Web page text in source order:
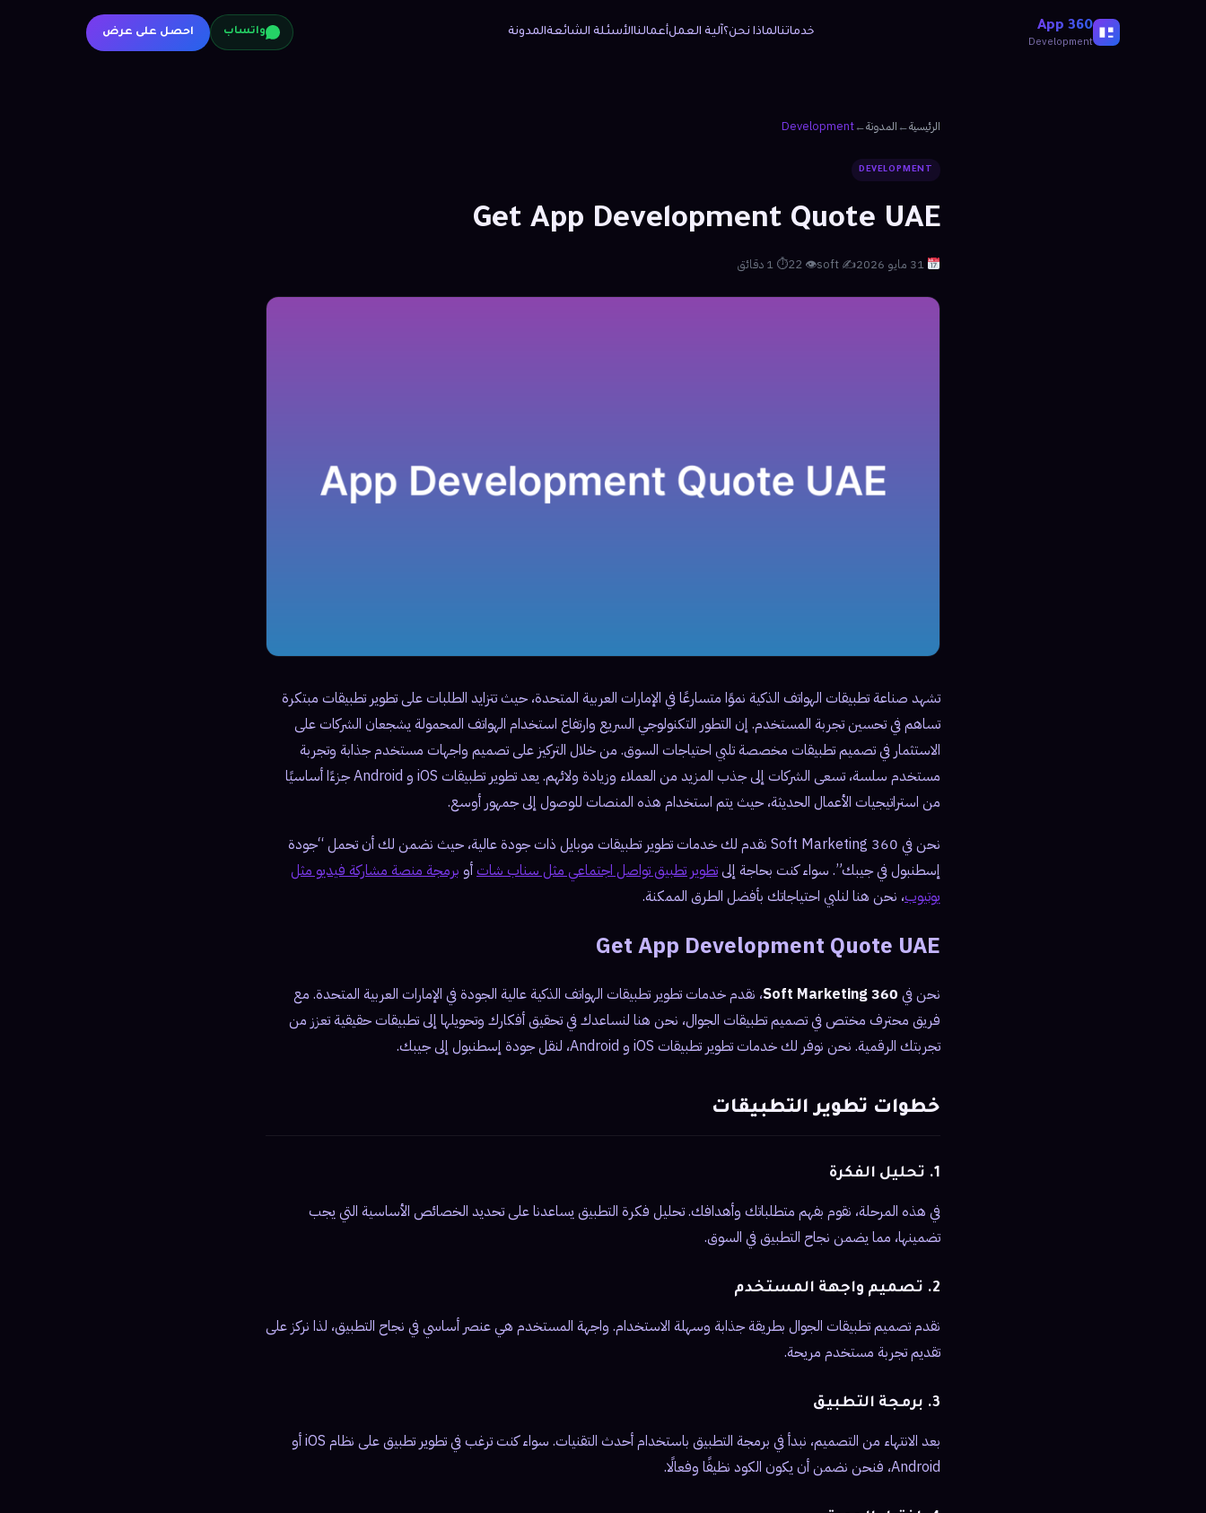
360 App
Development
خدماتنالماذا نحن؟آلية العملأعمالناالأسئلة الشائعةالمدونة واتساب احصل على عرض
الرئيسية← المدونة←
Development
DEVELOPMENT
Get App Development Quote UAE
✍️ soft
👁 22 ⏱ 1 دقائق
تشهد صناعة تطبيقات الهواتف الذكية نموًا متسارعًا في الإمارات العربية المتحدة، حيث تتزايد الطلبات على تطوير تطبيقات مبتكرة
تساهم في تحسين تجربة المستخدم. إن التطور التكنولوجي السريع وارتفاع استخدام الهواتف المحمولة يشجعان الشركات على
الاستثمار في تصميم تطبيقات مخصصة تلبي احتياجات السوق. من خلال التركيز على تصميم واجهات مستخدم جذابة وتجربة
مستخدم سلسة، تسعى الشركات إلى جذب المزيد من العملاء وزيادة ولائهم. يعد تطوير تطبيقات iOS و Android جزءًا أساسيًا
من استراتيجيات الأعمال الحديثة، حيث يتم استخدام هذه المنصات للوصول إلى جمهور أوسع.
نحن في 360 Soft Marketing نقدم لك خدمات تطوير تطبيقات موبايل ذات جودة عالية، حيث نضمن لك أن تحمل “جودة
إسطنبول في جيبك”. سواء كنت بحاجة إلىتطوير تطبيق تواصل اجتماعي مثل سناب شاتأو برمجة منصة مشاركة فيديو مثل
يوتيوب، نحن هنا لنلبي احتياجاتك بأفضل الطرق الممكنة.
Get App Development Quote UAE
نحن في 360 Soft Marketing
، نقدم خدمات تطوير تطبيقات الهواتف الذكية عالية الجودة في الإمارات العربية المتحدة. مع
فريق محترف مختص في تصميم تطبيقات الجوال، نحن هنا لنساعدك في تحقيق أفكارك وتحويلها إلى تطبيقات حقيقية تعزز من
تجربتك الرقمية. نحن نوفر لك خدمات تطوير تطبيقات iOS و Android، لنقل جودة إسطنبول إلى جيبك.
خطوات تطوير التطبيقات
1. تحليل الفكرة
في هذه المرحلة، نقوم بفهم متطلباتك وأهدافك. تحليل فكرة التطبيق يساعدنا على تحديد الخصائص الأساسية التي يجب
تضمينها، مما يضمن نجاح التطبيق في السوق.
2. تصميم واجهة المستخدم
نقدم تصميم تطبيقات الجوال بطريقة جذابة وسهلة الاستخدام. واجهة المستخدم هي عنصر أساسي في نجاح التطبيق، لذا نركز على
تقديم تجربة مستخدم مريحة.
3. برمجة التطبيق
بعد الانتهاء من التصميم، نبدأ في برمجة التطبيق باستخدام أحدث التقنيات. سواء كنت ترغب في تطوير تطبيق على نظام iOS أو
Android، فنحن نضمن أن يكون الكود نظيفًا وفعالًا.